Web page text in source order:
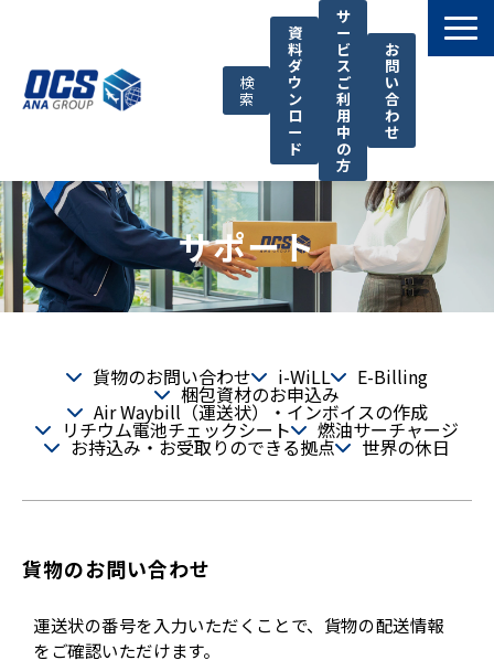
検
索
資
料
ダ
ウ
ン
ロ
ー
ド
サ
ー
ビ
ス
ご
利
用
中
の
方
お
問
い
合
わ
せ
国際輸送サービス
OCSが選ばれる理由
お役立ち情報
サポート
お知らせ
サポート
貨物のお問い合わせ i-WiLL E-Billing
梱包資材のお申込み
Air Waybill（運送状）・インボイスの作成
リチウム電池チェックシート 燃油サーチャージ
お持込み・お受取りのできる拠点 世界の休日
貨物のお問い合わせ
運送状の番号を入力いただくことで、貨物の配送情報
をご確認いただけます。